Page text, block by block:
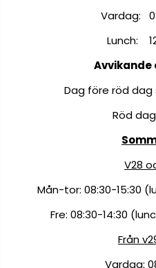
Vardag:
Lunch:
Dag före röd dag
Röd
V28
Mån-tor: 08:30-15:30
Fre: 08:30-14:30
Från
Vardag: